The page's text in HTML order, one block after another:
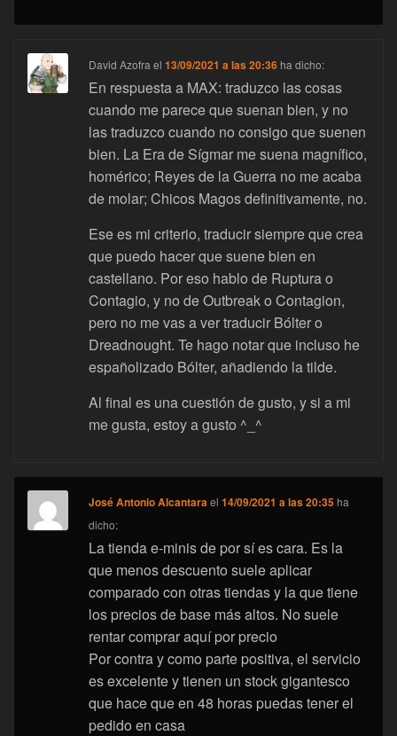
David Azofra el13/09/2021 a las 20:36 ha dicho:
En respuesta a MAX: traduzco las cosas
cuando me parece que suenan bien, y no
las traduzco cuando no consigo que suenen
bien. La Era de Sígmar me suena magnífico,
homérico; Reyes de la Guerra no me acaba
de molar; Chicos Magos definitivamente, no.
Ese es mi criterio, traducir siempre que crea
que puedo hacer que suene bien en
castellano. Por eso hablo de Ruptura o
Contagio, y no de Outbreak o Contagion,
pero no me vas a ver traducir Bólter o
Dreadnought. Te hago notar que incluso he
españolizado Bólter, añadiendo la tilde.
Al final es una cuestión de gusto, y si a mi
me gusta, estoy a gusto ^_^
José Antonio Alcantara el14/09/2021 a las 20:35 ha
dicho:
La tienda e-minis de por sí es cara. Es la
que menos descuento suele aplicar
comparado con otras tiendas y la que tiene
los precios de base más altos. No suele
rentar comprar aquí por precio
Por contra y como parte positiva, el servicio
es excelente y tienen un stock gigantesco
que hace que en 48 horas puedas tener el
pedido en casa